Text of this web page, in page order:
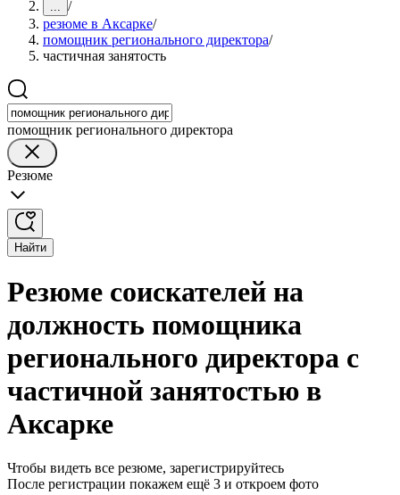
... /
резюме в Аксарке/
помощник регионального директора/
частичная занятость
помощник регионального директора
Резюме
Найти
Резюме соискателей на
должность помощника
регионального директора с
частичной занятостью в
Аксарке
Чтобы видеть все резюме, зарегистрируйтесь
После регистрации покажем ещё 3 и откроем фото